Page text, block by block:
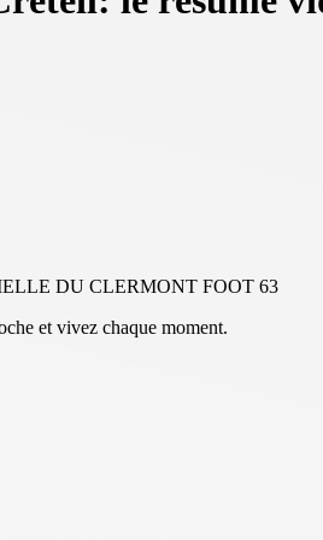
DU CLERMONT FOOT 63
et vivez chaque moment.